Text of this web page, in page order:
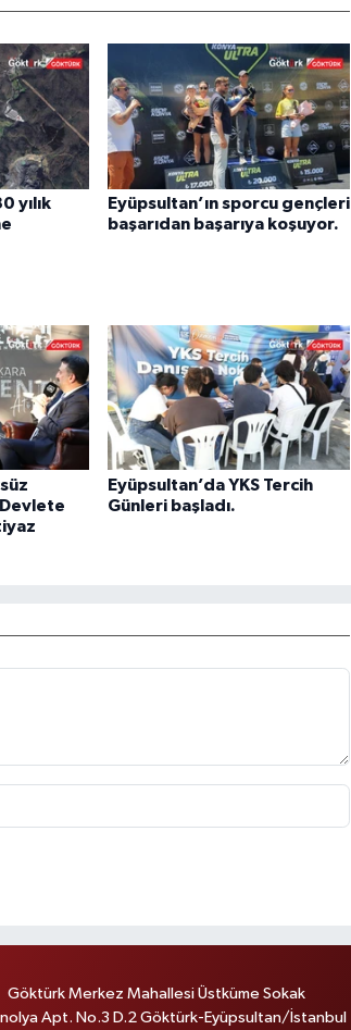
yılık
Eyüpsultan’ın sporcu gençleri
başarıdan başarıya koşuyor.
Eyüpsultan’da YKS Tercih
Günleri başladı.
Göktürk Merkez Mahallesi Üstküme Sokak
Apt. No.3 D.2 Göktürk-Eyüpsultan/İstanbul